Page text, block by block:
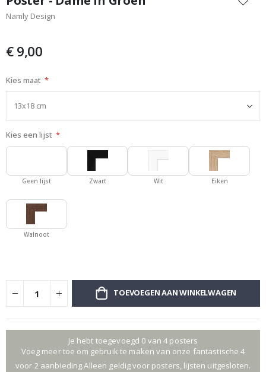
het
begin
afbeeldingen-
Namly Design
€ 9,00
Kies maat
Kies een lijst
Geen lijst Zwart Wit Eiken
Walnoot
TOEVOEGEN AAN WINKELWAGEN
Je hebt toegevoegd 0 van 4 posters
Voeg meer toe om gebruik te maken van onze fantastische 4
voor 2 aanbieding.Alleen geldig voor posters, lijsten uitgesloten.